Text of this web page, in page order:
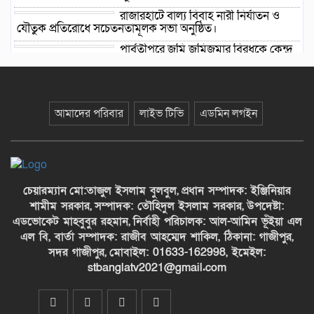
রাজারহাটে বাল্য বিবাহ নারী নির্যাতন ও
যৌতুক প্রতিরোধে সচেতনতামূলক সভা অনুষ্ঠিত।
পার্বতীপুরে জমি জমিজমার বিরধকে কেন্দ্র
দেশের মানুষ বৈষম্য, চাঁদাবাজি, দখলদারি
ও সন্ত্রাসমুক্ত একটি সমাজ চায়: ডা.
শফিকুর রহমান
নাক নিয়ে জন্ম নেওয়া রাফিজার অপারেশন
জরুরি, সহায়তার আকুতি দরিদ্র পরিবারের।
আমাদের পরিবার লাইভ টিভি এডমিন লগইন
চেয়ারম্যানমো:তাজুল ইসলাম বুলবুল,প্রধান সম্পাদক: ইঞ্জিনিয়ার
শামীম সরকার,সম্পাদক: তৌহিদুল ইসলাম সরকার,উপদেষ্টা:
এডভোকেট মাহবুবুর রহমান,নির্বাহী পরিচালক: আল-আমিন ভূঁইয়া এল
এল বি, বার্তা সম্পাদক: রাজীব আহম্মেদ শাকিল, ঠিকানা: গাজীপুর,
সদর গাজীপুর,মোবাইল: 01633-162998, ইমেইল:
stbanglatv2021@gmail.com